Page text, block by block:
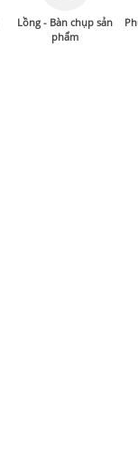
Lồng - Bàn chụp sản
phẩm